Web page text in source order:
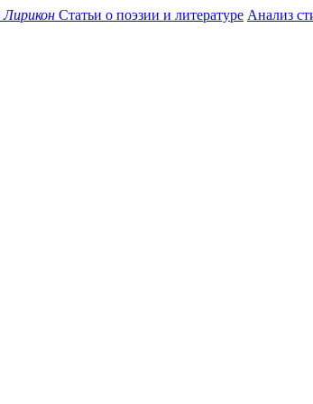
Лирикон Статьи о поэзии и литературе Анализ